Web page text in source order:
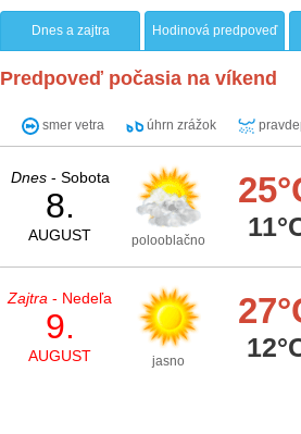
Dnes a zajtra Hodinová predpoveď
Predpoveď počasia na víkend
smer vetra úhrn zrážok
Dnes- Sobota
8.
AUGUST polooblačno
Zajtra - Nedeľa
9.
AUGUST jasno